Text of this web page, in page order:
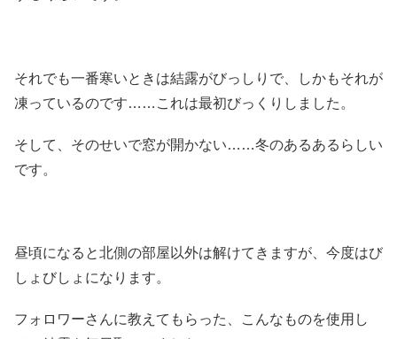
それでも一番寒いときは結露がびっしりで、しかもそれが
凍っているのです……これは最初びっくりしました。
そして、そのせいで窓が開かない……冬のあるあるらしい
です。
昼頃になると北側の部屋以外は解けてきますが、今度はび
しょびしょになります。
フォロワーさんに教えてもらった、こんなものを使用し